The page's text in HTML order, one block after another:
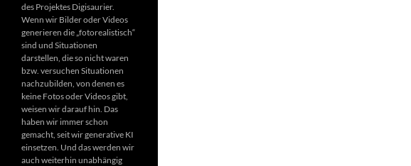
des Projektes Digisaurier.
Wenn wir Bilder oder Videos
generieren die „fotorealistisch“
sind und Situationen
darstellen, die so nicht waren
bzw. versuchen Situationen
nachzubilden, von denen es
keine Fotos oder Videos gibt,
weisen wir darauf hin. Das
haben wir immer schon
gemacht, seit wir generative KI
einsetzen. Und das werden wir
auch weiterhin unabhängig